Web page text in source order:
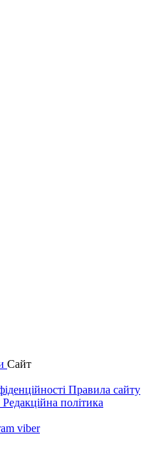
Сайт
Правила сайту
Редакційна політика
viber